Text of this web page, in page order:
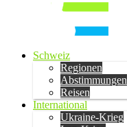
Schweiz
Regionen
Abstimmungen
Reisen
International
Ukraine-Krieg